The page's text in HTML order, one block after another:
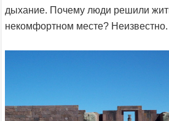
дыхание. Почему люди решили
некомфортном месте? Неизвестно.